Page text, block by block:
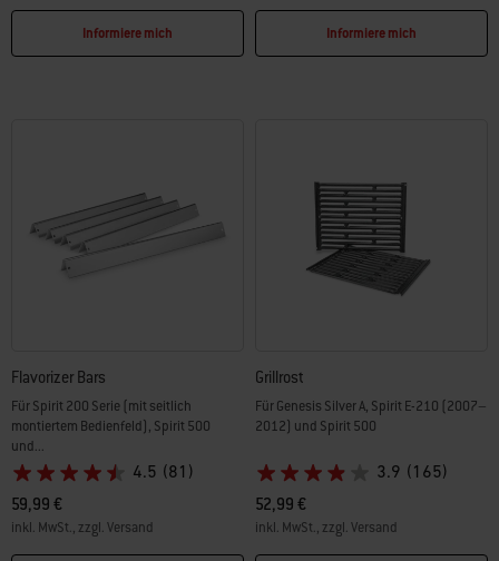
Color Options
Informiere mich
Color Options
Informiere mich
Flavorizer Bars
Für Spirit 200 Serie (mit seitlich
montiertem Bedienfeld), Spirit 500
und...
4.5 (81)
59,99 €
inkl. MwSt., zzgl. Versand
Grillrost
Für Genesis Silver A, Spirit E-210 (2007–
2012) und Spirit 500
3.9 (165)
52,99 €
inkl. MwSt., zzgl. Versand